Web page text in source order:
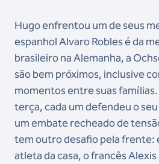
Hugo enfrentou um de seus
espanhol Alvaro Robles é da
brasileiro na Alemanha, a
são bem próximos, inclusive
momentos entre suas
terça, cada um defendeu o
um embate recheado de
tem outro desafio pela frente:
atleta da casa, o francês